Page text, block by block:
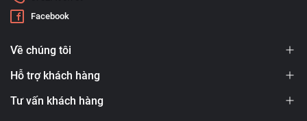
Facebook
Về chúng tôi
Hỗ trợ khách hàng
Tư vấn khách hàng